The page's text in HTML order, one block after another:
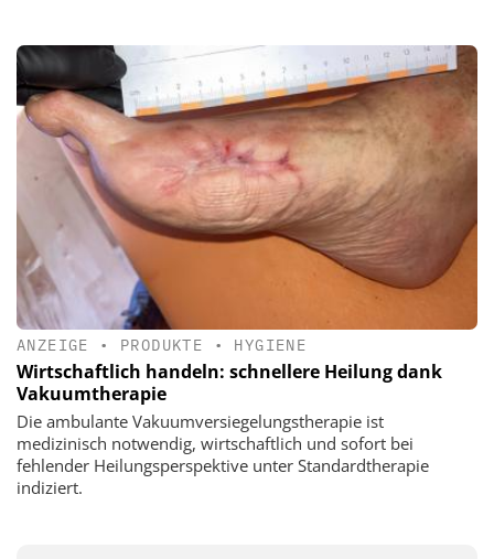
ANZEIGE • PRODUKTE • HYGIENE
Wirtschaftlich handeln: schnellere Heilung dank
Vakuumtherapie
Die ambulante Vakuumversiegelungstherapie ist
medizinisch notwendig, wirtschaftlich und sofort bei
fehlender Heilungsperspektive unter Standardtherapie
indiziert.